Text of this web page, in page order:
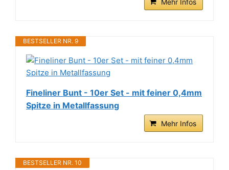
Mehr Infos
BESTSELLER NR. 9
Fineliner Bunt - 10er Set - mit feiner 0,4mm
Spitze in Metallfassung
Mehr Infos
BESTSELLER NR. 10